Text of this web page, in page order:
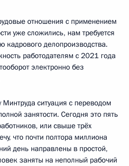
отношения с применением
уже сложились, нам требуется
кадрового делопроизводства.
работодателям с 2021 года
электронно без
ситуация с переводом
занятости. Сегодня это пять
или свыше трёх
что почти полтора миллиона
день направлены в простой,
заняты на неполный рабочий